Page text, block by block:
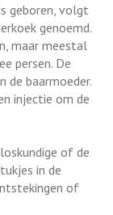
geboren, volgt
genoemd.
maar meestal
persen. De
de baarmoeder.
injectie om de
of de
in de
of